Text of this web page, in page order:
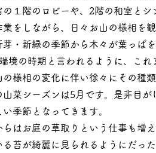
の１階のロビーや、2階の和室と
業をしながら、日々お山の様相を
芽・新緑の季節から木々が葉っぱ
境の時期と言われるように、これ
の様相の変化に伴い徐々にその種
山菜シーズンは5月です。是非目
季節となってきます。
はお庭の草取りという仕事も増
苔が綺麗に見られるようにだっ